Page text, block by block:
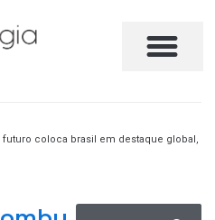
coloca brasil em destaque global,